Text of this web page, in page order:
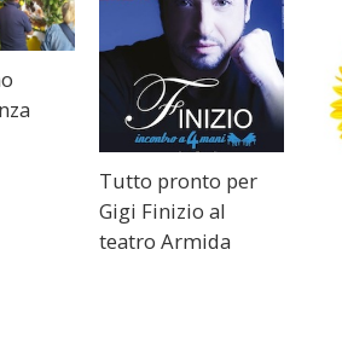
Tutto pronto per
Gigi Finizio al
teatro Armida